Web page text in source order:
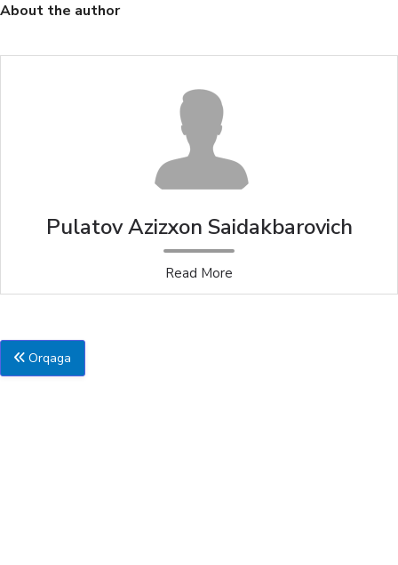
About the author
Pulatov Azizxon Saidakbarovich
Read More
Orqaga